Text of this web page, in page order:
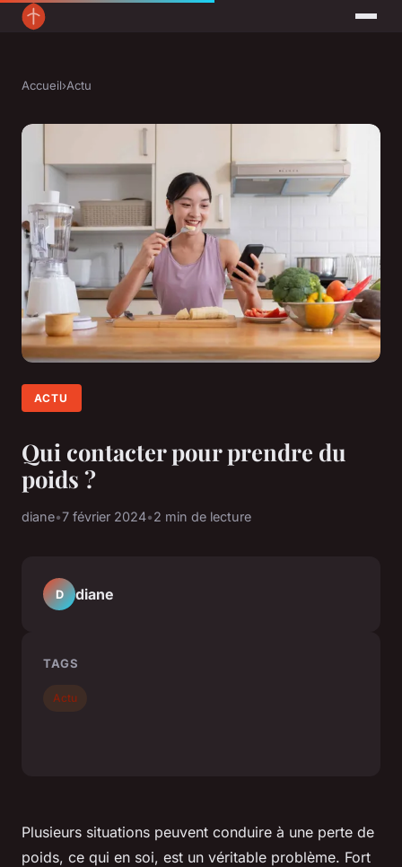
Accueil›Actu
ACTU
Qui contacter pour prendre du
poids ?
diane•7 février 2024•2 min de lecture
Plusieurs situations peuvent conduire à une perte de
poids, ce qui en soi, est un véritable problème. Fort
D diane
TAGS
Actu